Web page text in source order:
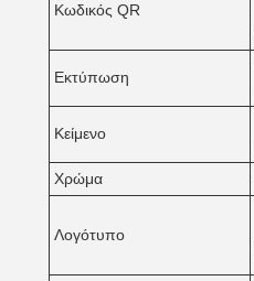
Κωδικός QR
Εκτύπωση
Κείμενο
Χρώμα
Λογότυπο